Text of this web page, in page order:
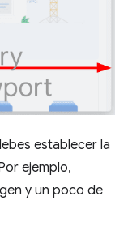
establecer la
ejemplo,
y un poco de